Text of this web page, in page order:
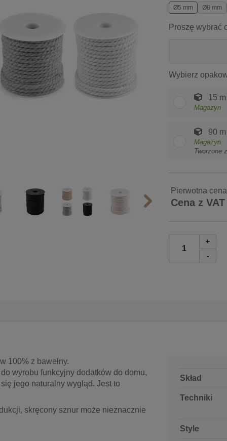
Ø5 mm Ø8 mm
Proszę wybrać
Wybierz
15 m
Magazyn
90 m
Magazyn
Tworzone
Pierwotna cena
Cena z VAT
+
-
100% z bawełny.
wyrobu funkcyjny dodatków do domu,
jego naturalny wygląd. Jest to
skręcony sznur może nieznacznie
Skład
Techniki
Style